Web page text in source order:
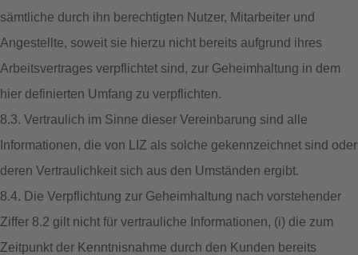
sämtliche durch ihn berechtigten Nutzer, Mitarbeiter und
Angestellte, soweit sie hierzu nicht bereits aufgrund ihres
Arbeitsvertrages verpflichtet sind, zur Geheimhaltung in dem
hier definierten Umfang zu verpflichten.
8.3. Vertraulich im Sinne dieser Vereinbarung sind alle
Informationen, die von LIZ als solche gekennzeichnet sind oder
deren Vertraulichkeit sich aus den Umständen ergibt.
8.4. Die Verpflichtung zur Geheimhaltung nach vorstehender
Ziffer 8.2 gilt nicht für vertrauliche Informationen, (i) die zum
Zeitpunkt der Kenntnisnahme durch den Kunden bereits